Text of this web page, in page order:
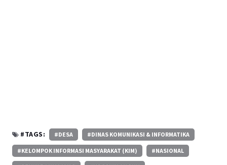
#TAGS: #DESA #DINAS KOMUNIKASI & INFORMATIKA
#KELOMPOK INFORMASI MASYARAKAT (KIM) #NASIONAL